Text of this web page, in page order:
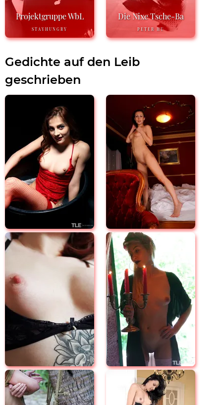
Projektgruppe WbL
STAYHUNGRY
Die Nixe Tsche-Ba
PETER HU
Gedichte auf den Leib
geschrieben